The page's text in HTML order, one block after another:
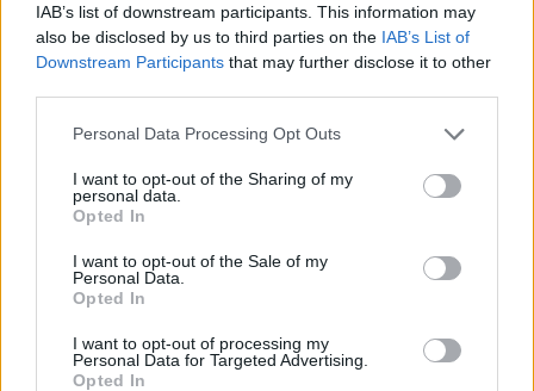
IAB’s list of downstream participants. This information may
also be disclosed by us to third parties on the IAB’s List of
Downstream Participants that may further disclose it to other
Please note that this website/app uses one or more Google
not limited to your visit or usage behaviour. You may click to
grant or deny consent to Google and its third-party tags to
use your data for below specified purposes in below Google
consent section.
Personal Data Processing Opt Outs
I want to opt-out of the Sharing of my
personal data.
Opted In
I want to opt-out of the Sale of my
Personal Data.
Opted In
I want to opt-out of processing my
Personal Data for Targeted Advertising.
Opted In
Megjelent a szeptemberi
ComputerTrends és a
SecureTrends Lapozó
CT Print| 2024.09.17 21:37
Security Summit 2024 – Register
Lenovo - Security Made Future
ADRIA Security Summit 2024